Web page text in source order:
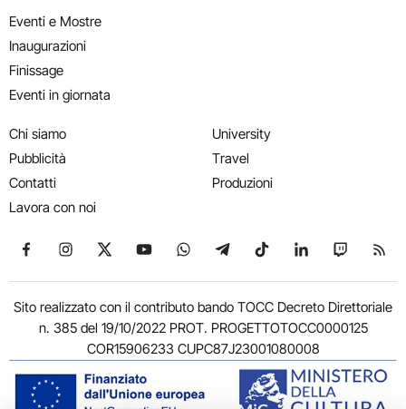
Eventi e Mostre
Inaugurazioni
Finissage
Eventi in giornata
Chi siamo
Pubblicità
Contatti
Lavora con noi
University
Travel
Produzioni
Seguici su Facebook
Seguici su Instagram
Seguici su X
Seguici su YouTube
Seguici su WhatsApp
Seguici su Telegram
Seguici su TikTok
Seguici su
Seguici
Sito realizzato con il contributo bando TOCC Decreto Direttoriale
n. 385 del 19/10/2022 PROT. PROGETTOTOCC0000125
COR15906233 CUPC87J23001080008